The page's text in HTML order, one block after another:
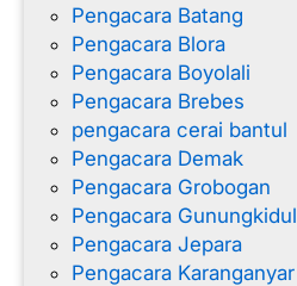
Pengacara Batang
Pengacara Blora
Pengacara Boyolali
Pengacara Brebes
pengacara cerai bantul
Pengacara Demak
Pengacara Grobogan
Pengacara Gunungkidul
Pengacara Jepara
Pengacara Karanganyar